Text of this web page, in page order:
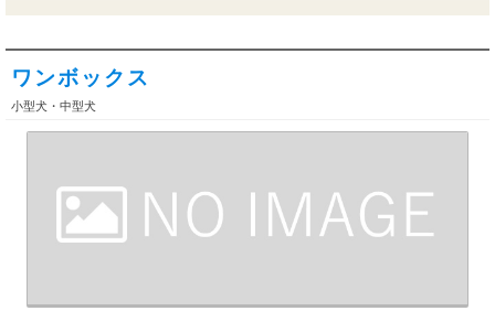
ワンボックス
小型犬・中型犬